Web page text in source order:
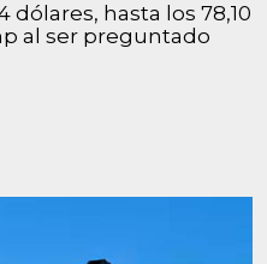
hasta los 78,10
al ser preguntado